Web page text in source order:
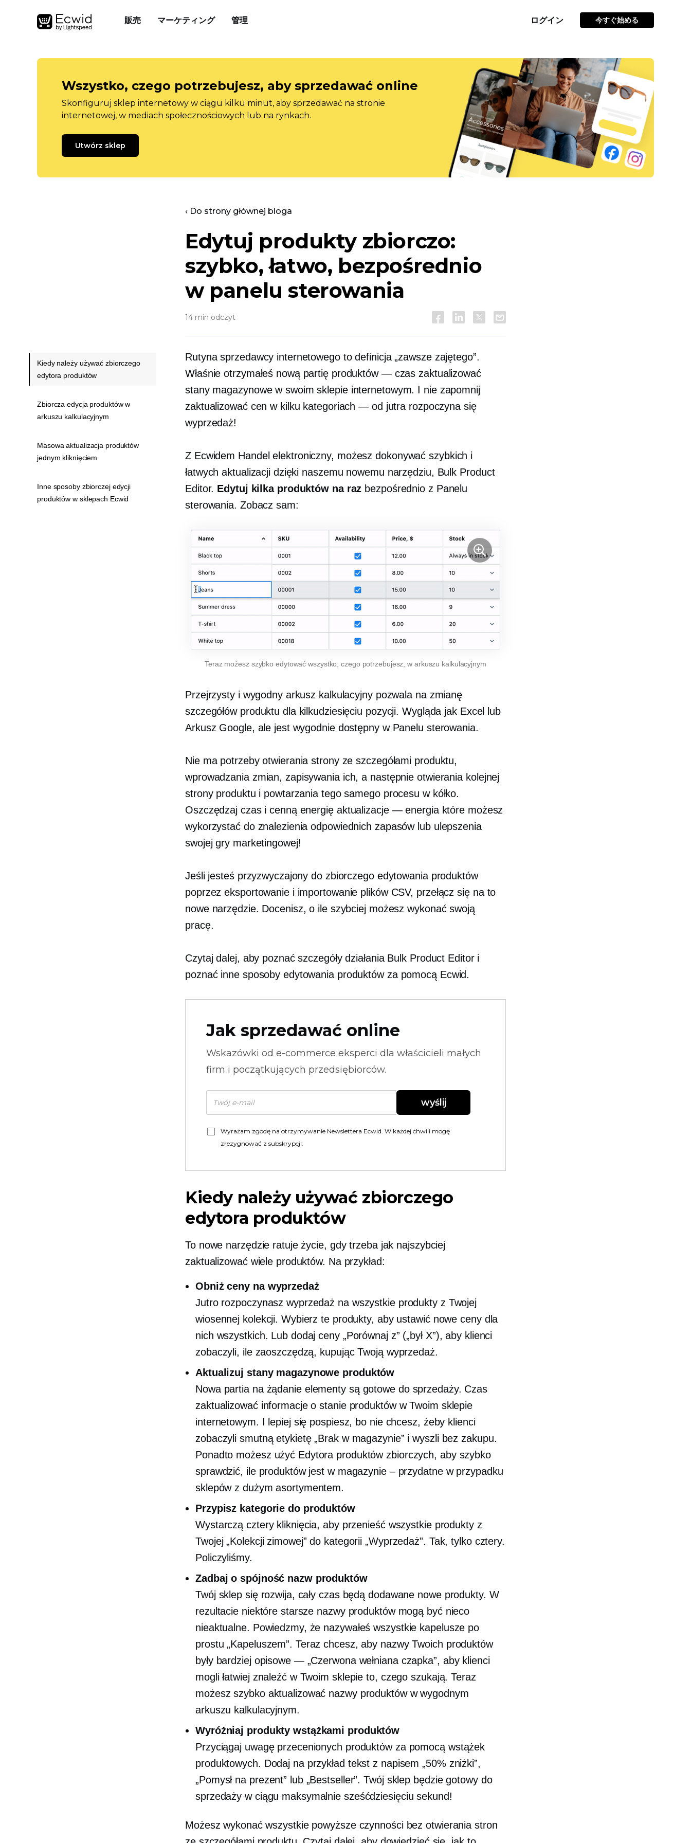
販売 マーケティング 管理 ログイン 今すぐ始める
Wszystko, czego potrzebujesz, aby sprzedawać online
Skonfiguruj sklep internetowy w ciągu kilku minut, aby sprzedawać na stronie
internetowej, w mediach społecznościowych lub na rynkach.
Utwórz sklep
‹ Do strony głównej bloga
Edytuj produkty zbiorczo:
szybko, łatwo, bezpośrednio
w panelu sterowania
14 min odczyt
Rutyna sprzedawcy internetowego to definicja „zawsze zajętego”.
Właśnie otrzymałeś nową partię produktów — czas zaktualizować
stany magazynowe w swoim sklepie internetowym. I nie zapomnij
zaktualizować cen w kilku kategoriach — od jutra rozpoczyna się
wyprzedaż!
Z Ecwidem Handel elektroniczny, możesz dokonywać szybkich i
łatwych aktualizacji dzięki naszemu nowemu narzędziu, Bulk Product
Editor. Edytuj kilka produktów na raz bezpośrednio z Panelu
sterowania. Zobacz sam:
Teraz możesz szybko edytować wszystko, czego potrzebujesz, w arkuszu kalkulacyjnym
Przejrzysty i wygodny arkusz kalkulacyjny pozwala na zmianę
szczegółów produktu dla kilkudziesięciu pozycji. Wygląda jak Excel lub
Arkusz Google, ale jest wygodnie dostępny w Panelu sterowania.
Nie ma potrzeby otwierania strony ze szczegółami produktu,
wprowadzania zmian, zapisywania ich, a następnie otwierania kolejnej
strony produktu i powtarzania tego samego procesu w kółko.
Oszczędzaj czas i cenną energię aktualizacje — energiaktóre możesz
wykorzystać do znalezienia odpowiednich zapasów lub ulepszenia
swojej gry marketingowej!
Jeśli jesteś przyzwyczajony do zbiorczego edytowania produktów
poprzez eksportowanie i importowanie plików CSV, przełącz się na to
nowe narzędzie. Docenisz, o ile szybciej możesz wykonać swoją
pracę.
Czytaj dalej, aby poznać szczegóły działania Bulk Product Editor i
poznać inne sposoby edytowania produktów za pomocą Ecwid.
Jak sprzedawać online
Wskazówki od e-commerce eksperci dla właścicieli małych
firm i początkujących przedsiębiorców.
wyślij
Wyrażam zgodę na otrzymywanie Newslettera Ecwid. W każdej chwili mogę
zrezygnować z subskrypcji.
Kiedy należy używać zbiorczego
edytora produktów
To nowe narzędzie ratuje życie, gdy trzeba jak najszybciej
zaktualizować wiele produktów. Na przykład:
Obniż ceny na wyprzedaż
Jutro rozpoczynasz wyprzedaż na wszystkie produkty z Twojej
wiosennej kolekcji. Wybierz te produkty, aby ustawić nowe ceny dla
nich wszystkich. Lub dodaj ceny „Porównaj z” („był X”), aby klienci
zobaczyli, ile zaoszczędzą, kupując Twoją wyprzedaż.
Aktualizuj stany magazynowe produktów
Nowa partia na żądanieelementy są gotowe do sprzedaży. Czas
zaktualizować informacje o stanie produktów w Twoim sklepie
internetowym. I lepiej się pospiesz, bo nie chcesz, żeby klienci
zobaczyli smutną etykietę „Brak w magazynie” i wyszli bez zakupu.
Ponadto możesz użyć Edytora produktów zbiorczych, aby szybko
sprawdzić, ile produktów jest w magazynie – przydatne w przypadku
sklepów z dużym asortymentem.
Przypisz kategorie do produktów
Wystarczą cztery kliknięcia, aby przenieść wszystkie produkty z
Twojej „Kolekcji zimowej” do kategorii „Wyprzedaż”. Tak, tylko cztery.
Policzyliśmy.
Zadbaj o spójność nazw produktów
Twój sklep się rozwija, cały czas będą dodawane nowe produkty. W
rezultacie niektóre starsze nazwy produktów mogą być nieco
nieaktualne. Powiedzmy, że nazywałeś wszystkie kapelusze po
prostu „Kapeluszem”. Teraz chcesz, aby nazwy Twoich produktów
były bardziej opisowe — „Czerwona wełniana czapka”, aby klienci
mogli łatwiej znaleźć w Twoim sklepie to, czego szukają. Teraz
możesz szybko aktualizować nazwy produktów w wygodnym
arkuszu kalkulacyjnym.
Wyróżniaj produkty wstążkami produktów
Przyciągaj uwagę przecenionych produktów za pomocą wstążek
produktowych. Dodaj na przykład tekst z napisem „50% zniżki”,
„Pomysł na prezent” lub „Bestseller”. Twój sklep będzie gotowy do
sprzedaży w ciągu maksymalnie sześćdziesięciu sekund!
Możesz wykonać wszystkie powyższe czynności bez otwierania stron
Kiedy należy używać zbiorczego
edytora produktów
Zbiorcza edycja produktów w
arkuszu kalkulacyjnym
Masowa aktualizacja produktów
jednym kliknięciem
Inne sposoby zbiorczej edycji
produktów w sklepach Ecwid